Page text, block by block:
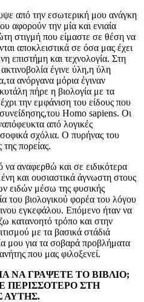
από την εσωτερική μου ανάγκη
αφορούν την μία και ενιαία
στιγμή που είμαστε σε θέση να
αποκλειστικά σε όσα μας έχει
επιστήμη και τεχνολογία. Στη
έγινε ύλη,η ύλη
ανόργανα μόρια έγιναν
πήρε η βιολογία με τα
την εμφάνιση του είδους που
Homo sapiens. Οι
από λογικές
σχόλια. Ο πυρήνας του
της πορείας.
αναφερθώ και σε ειδικότερα
και ουσιαστικά άγνωστη στους
ειδών μέσω της φυσικής
του βιολογικού φορέα του λόγου
εγκεφάλου. Επόμενο ήταν να
κατανοητό τρόπο και στην
με τα βασικά στάδιά
μου για τα σοβαρά προβλήματα
που μας φιλοξενεί.
ΝΑ ΓΡΑΨΕΤΕ ΤΟ ΒΙΒΛΙΟ;
ΠΕΡΙΣΣΟΤΕΡΟ ΣΤΗ
ΑΥΤΗΣ.